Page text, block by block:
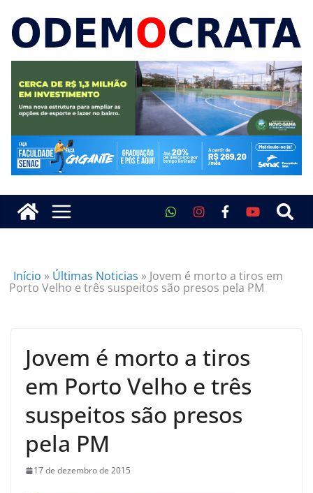
Início » Últimas Noticias » Jovem é morto a tiros em
Porto Velho e três suspeitos são presos pela PM
Jovem é morto a tiros
em Porto Velho e três
suspeitos são presos
pela PM
17 de dezembro de 2015